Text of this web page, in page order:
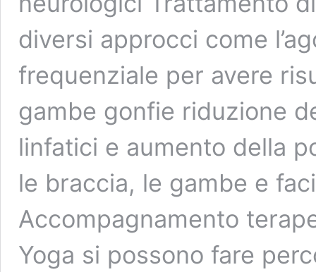
diversi approcci come
frequenziale per avere
gambe gonfie riduzione
linfatici e aumento della
le braccia, le gambe e
Accompagnamento
Yoga si possono fare